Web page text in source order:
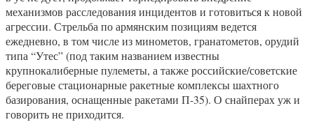
механизмов расследования инцидентов и готовиться к новой
агрессии. Стрельба по армянским позициям ведется
ежедневно, в том числе из минометов, гранатометов, орудий
типа “Утес” (под таким названием известны
крупнокалиберные пулеметы, а также российские/советские
береговые стационарные ракетные комплексы шахтного
базирования, оснащенные ракетами П-35). О снайперах уж и
говорить не приходится.